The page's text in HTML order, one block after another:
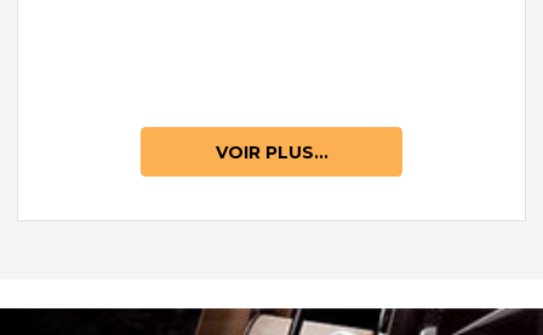
VOIR PLUS...